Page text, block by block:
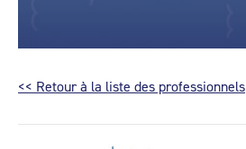
<< Retour à la liste des professionnels